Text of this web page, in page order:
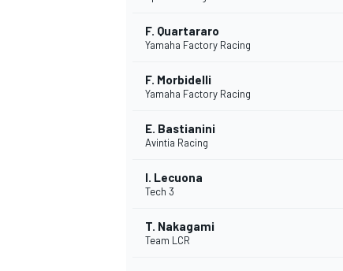
WEC
F. Quartararo
Yamaha Factory Racing
F. Morbidelli
Yamaha Factory Racing
E. Bastianini
Avintia Racing
I. Lecuona
Tech 3
T. Nakagami
Team LCR